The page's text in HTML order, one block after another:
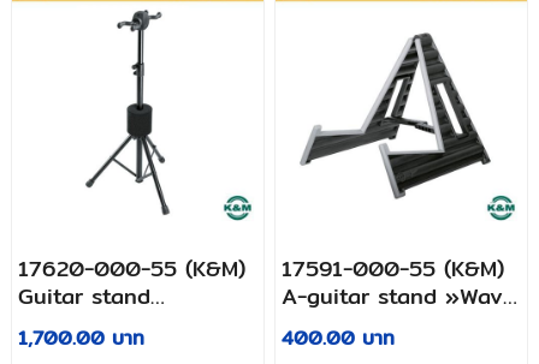
17620-000-55 (K&M)
Guitar stand
»Double«
1,700.00 บาท
17591-000-55 (K&M)
A-guitar stand »Wave
10«
400.00 บาท